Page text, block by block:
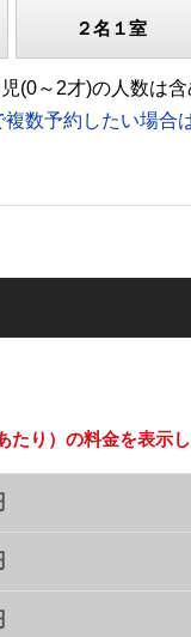
２名１室
(0～2才)の人数は
数予約したい場合
たり）の料金を表示